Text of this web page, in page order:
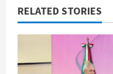
RELATED STORIES